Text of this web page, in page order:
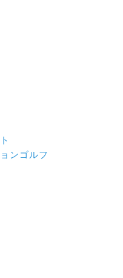
ンゴルフ